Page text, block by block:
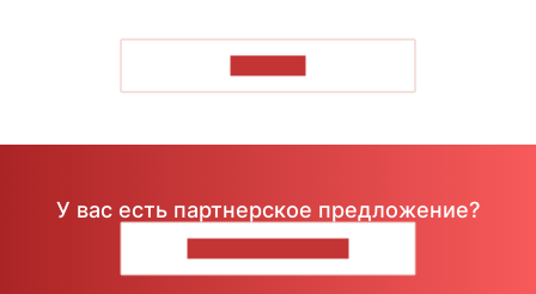
У вас есть партнерское предложение?